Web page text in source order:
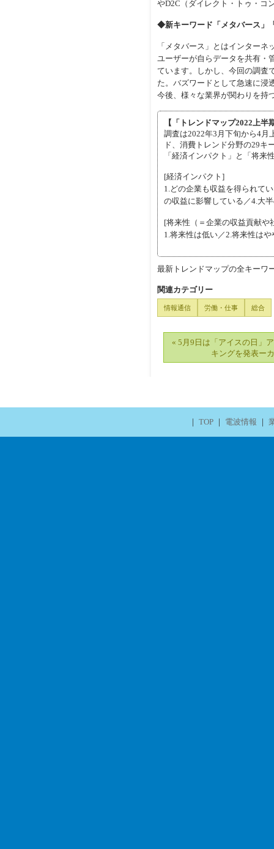
やD2C（ダイレクト・トゥ・コ
◆新キーワード「メタバース」
「メタバース」とはインター
ユーザーが自らデータを共有・
ています。しかし、今回の調査
た。バズワードとして急速に浸
今後、様々な業界が関わりを持
【「トレンドマップ2022上半
調査は2022年3月下旬から4月
ド、消費トレンド分野の29キ
「経済インパクト」と「将来
[経済インパクト]
1.どの企業も収益を得られて
の収益に影響している／4.大
[将来性（＝企業の収益貢献や
1.将来性は低い／2.将来性は
最新トレンドマップの全キーワ
関連カテゴリー
情報通信 労働・仕事 総合
« 5月9日は「アイスの日」
キングを発表ー
｜ TOP｜ 電波情報 ｜